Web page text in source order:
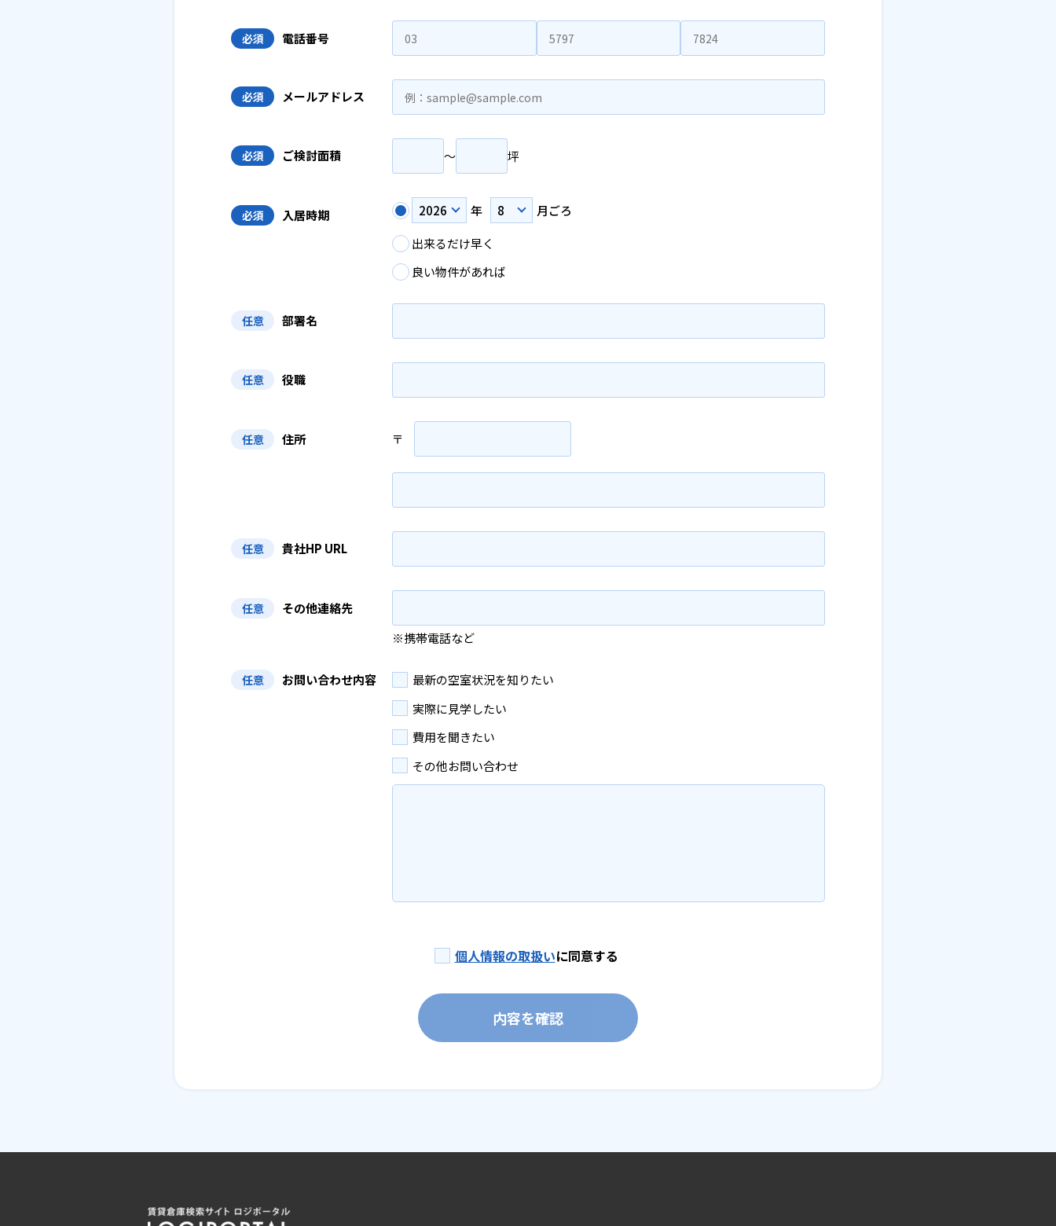
必須 電話番号
必須 メールアドレス
必須 ご検討面積 〜 坪
必須 入居時期 年
月ごろ
出来るだけ早く
良い物件があれば
任意 部署名
任意 役職
任意 住所 〒
任意 貴社HP URL
任意
その他連絡先
※携帯電話など
任意 お問い合わせ内容
最新の空室状況を知りたい
実際に見学したい
費用を聞きたい
その他お問い合わせ
個人情報の取扱いに同意する
内容を確認